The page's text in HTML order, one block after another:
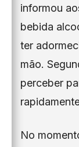
informou
bebida
ter
mão.
perceber
No